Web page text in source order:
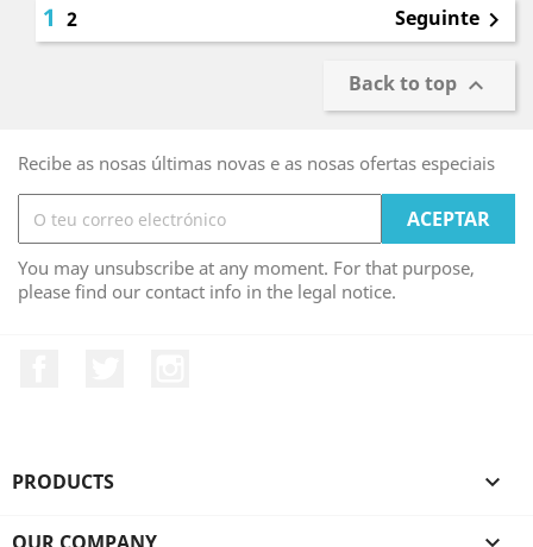
1 2 Seguinte 
Back to top 
Recibe as nosas últimas novas e as nosas ofertas especiais
You may unsubscribe at any moment. For that purpose,
please find our contact info in the legal notice.
PRODUCTS 